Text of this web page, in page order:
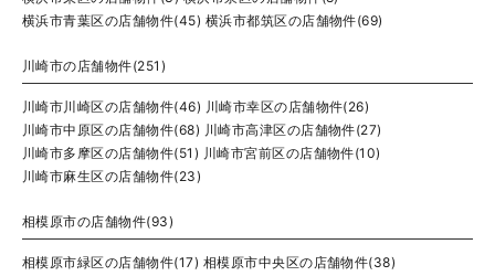
横浜市青葉区の店舗物件(45) 横浜市都筑区の店舗物件(69)
川崎市の店舗物件(251)
川崎市川崎区の店舗物件(46) 川崎市幸区の店舗物件(26)
川崎市中原区の店舗物件(68) 川崎市高津区の店舗物件(27)
川崎市多摩区の店舗物件(51) 川崎市宮前区の店舗物件(10)
川崎市麻生区の店舗物件(23)
相模原市の店舗物件(93)
相模原市緑区の店舗物件(17) 相模原市中央区の店舗物件(38)